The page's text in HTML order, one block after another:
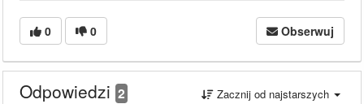
0 0 Obserwuj
Odpowiedzi 2 Zacznij od najstarszych